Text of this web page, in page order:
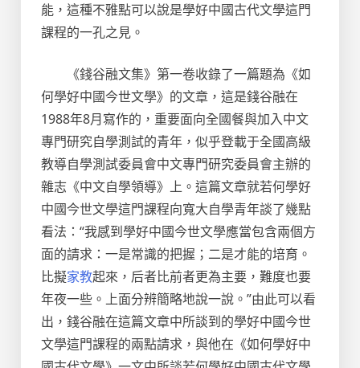
能，這種不雅點可以說是學好中國古代文學這門
課程的一孔之見。
《錢谷融文集》第一卷收錄了一篇題為《如
何學好中國今世文學》的文章，這是錢谷融在
1988年8月寫作的，重要面向全國餐與加入中文
專門研究自學測試的青年，似乎登載于全國高級
教導自學測試委員會中文專門研究委員會主辦的
雜志《中文自學領導》上。這篇文章就若何學好
中國今世文學這門課程向寬大自學青年談了幾點
看法：“我感到學好中國今世文學應當包含兩個方
面的請求：一是常識的把握；二是才能的培育。
比擬家教起來，后者比前者更為主要，難度也要
年夜一些。上面分辨簡略地說一說。”由此可以看
出，錢谷融在這篇文章中所談到的學好中國今世
文學這門課程的兩點請求，與他在《如何學好中